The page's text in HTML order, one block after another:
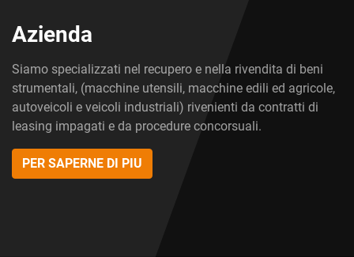
Azienda
Siamo specializzati nel recupero e nella rivendita di beni
strumentali, (macchine utensili, macchine edili ed agricole,
autoveicoli e veicoli industriali) rivenienti da contratti di
leasing impagati e da procedure concorsuali.
PER SAPERNE DI PIU